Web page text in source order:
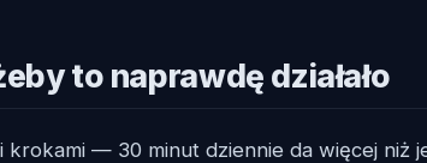
to naprawdę działało
krokami — 30 minut dziennie da więcej niż